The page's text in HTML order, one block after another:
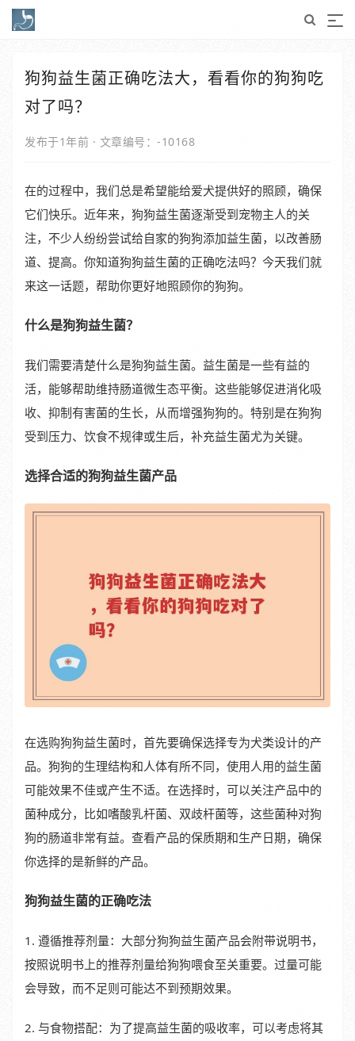
狗狗益生菌正确吃法大，看看你的狗狗吃
对了吗？
发布于1年前 · 文章编号：-10168
在的过程中，我们总是希望能给爱犬提供好的照顾，确保
它们快乐。近年来，狗狗益生菌逐渐受到宠物主人的关
注，不少人纷纷尝试给自家的狗狗添加益生菌，以改善肠
道、提高。你知道狗狗益生菌的正确吃法吗？今天我们就
来这一话题，帮助你更好地照顾你的狗狗。
什么是狗狗益生菌？
我们需要清楚什么是狗狗益生菌。益生菌是一些有益的
活，能够帮助维持肠道微生态平衡。这些能够促进消化吸
收、抑制有害菌的生长，从而增强狗狗的。特别是在狗狗
受到压力、饮食不规律或生后，补充益生菌尤为关键。
选择合适的狗狗益生菌产品
在选购狗狗益生菌时，首先要确保选择专为犬类设计的产
品。狗狗的生理结构和人体有所不同，使用人用的益生菌
可能效果不佳或产生不适。在选择时，可以关注产品中的
菌种成分，比如嗜酸乳杆菌、双歧杆菌等，这些菌种对狗
狗的肠道非常有益。查看产品的保质期和生产日期，确保
你选择的是新鲜的产品。
狗狗益生菌的正确吃法
1. 遵循推荐剂量：大部分狗狗益生菌产品会附带说明书，
按照说明书上的推荐剂量给狗狗喂食至关重要。过量可能
会导致，而不足则可能达不到预期效果。
2. 与食物搭配：为了提高益生菌的吸收率，可以考虑将其